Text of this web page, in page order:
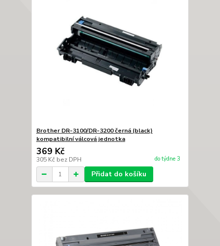
Brother DR-3100/DR-3200 černá (black)
kompatibilní válcová jednotka
369 Kč
305 Kč bez DPH do týdne 3
Přidat do košíku